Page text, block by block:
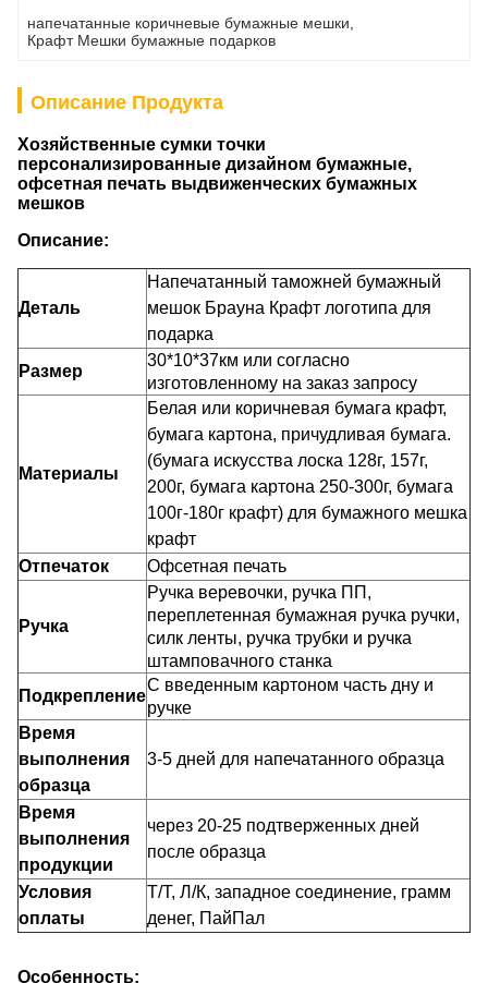
напечатанные коричневые бумажные мешки
Крафт Мешки бумажные подарков
Описание Продукта
Хозяйственные сумки точки
персонализированные дизайном бумажные,
офсетная печать выдвиженческих бумажных
мешков
Описание:
Деталь
Напечатанный таможней бумажный
мешок Брауна Крафт логотипа для
подарка
Размер
30*10*37км или согласно
изготовленному на заказ запросу
Материалы
Белая или коричневая бумага крафт,
бумага картона, причудливая бумага.
(бумага искусства лоска 128г, 157г,
200г, бумага картона 250-300г, бумага
100г-180г крафт) для бумажного мешка
крафт
Отпечаток
Офсетная печать
Ручка
Ручка веревочки, ручка ПП,
переплетенная бумажная ручка ручки,
силк ленты, ручка трубки и ручка
штамповачного станка
Подкрепление
С введенным картоном часть дну и
ручке
Время
выполнения
образца
3-5 дней для напечатанного образца
Время
выполнения
продукции
через 20-25 подтверженных дней
после образца
Условия
оплаты
Т/Т, Л/К, западное соединение, грамм
денег, ПайПал
Особенность: